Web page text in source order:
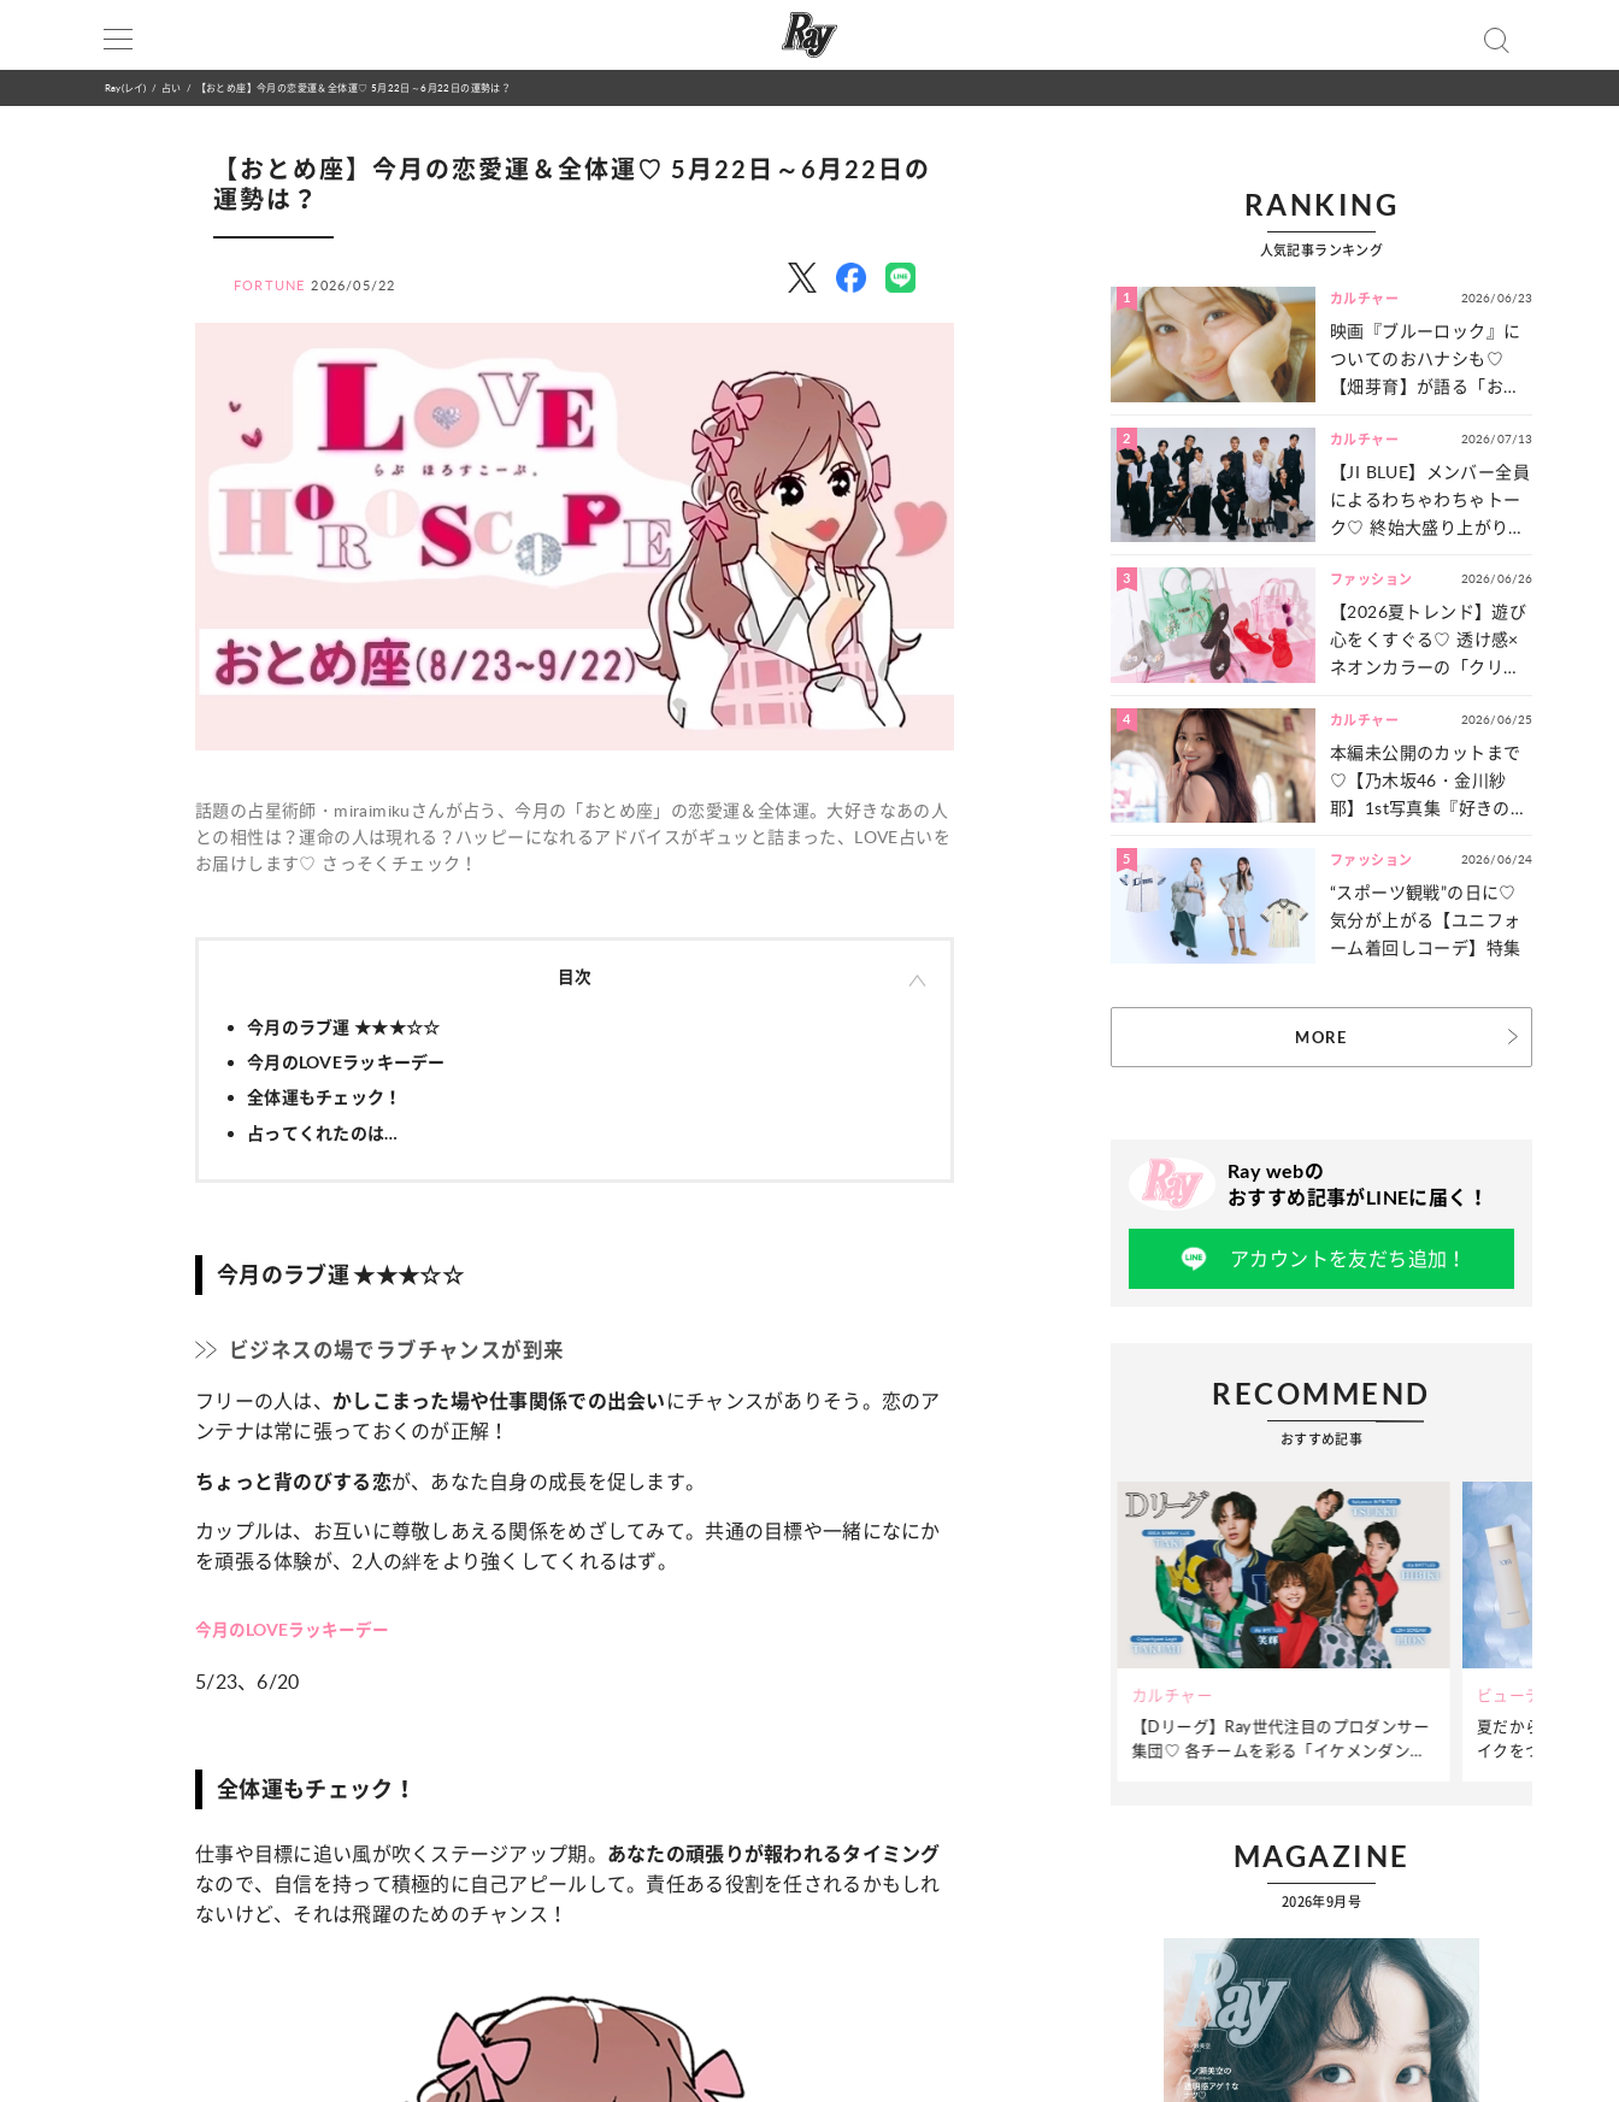
Ray(レイ) 占い 【おとめ座】今月の恋愛運＆全体運♡ 5月22日～6月22日の運勢は？
【おとめ座】今月の恋愛運＆全体運♡ 5月22日～6月22日の
運勢は？
FORTUNE 2026/05/22
話題の占星術師・miraimikuさんが占う、今月の「おとめ座」の恋愛運＆全体運。大好きなあの人
との相性は？運命の人は現れる？ハッピーになれるアドバイスがギュッと詰まった、LOVE占いを
お届けします♡ さっそくチェック！
目次
今月のラブ運 ★★★☆☆
今月のLOVEラッキーデー
全体運もチェック！
占ってくれたのは…
今月のラブ運 ★★★☆☆
ビジネスの場でラブチャンスが到来
フリーの人は、 かしこまった場や仕事関係での出会い にチャンスがありそう。恋のア
ンテナは常に張っておくのが正解！
ちょっと背のびする恋が、あなた自身の成長を促します。
カップルは、お互いに尊敬しあえる関係をめざしてみて。共通の目標や一緒になにか
を頑張る体験が、2人の絆をより強くしてくれるはず。
今月のLOVEラッキーデー
5/23、6/20
全体運もチェック！
仕事や目標に追い風が吹くステージアップ期。 あなたの頑張りが報われるタイミング
なので、自信を持って積極的に自己アピールして。責任ある役割を任されるかもしれ
ないけど、それは飛躍のためのチャンス！
RANKING
人気記事ランキング
1 カルチャー 2026/06/23
映画『ブルーロック』に
ついてのおハナシも♡
【畑芽育】が語る「お仕
は？
2 カルチャー 2026/07/13
【JI BLUE】メンバー全員
によるわちゃわちゃトー
ク♡ 終始大盛り上がりだ
一気見せ！
3 ファッション 2026/06/26
【2026夏トレンド】遊び
心をくすぐる♡ 透け感×
ネオンカラーの「クリア
4 カルチャー 2026/06/25
本編未公開のカットまで
♡【乃木坂46・金川紗
耶】1st写真集『好きのグ
たっぷりとお届け！
5 ファッション 2026/06/24
“スポーツ観戦”の日に♡
気分が上がる【ユニフォ
ーム着回しコーデ】特集
MORE
Ray webの
おすすめ記事がLINEに届く！
アカウントを友だち追加！
RECOMMEND
おすすめ記事
カルチャー ビューティー
夏だからこそ“水分”が大切！くずれないメ
イクをつくる【保湿ケア】アイテム3選
ファッション
簡単アレン
ぷりの【そ
MAGAZINE
2026年9月号